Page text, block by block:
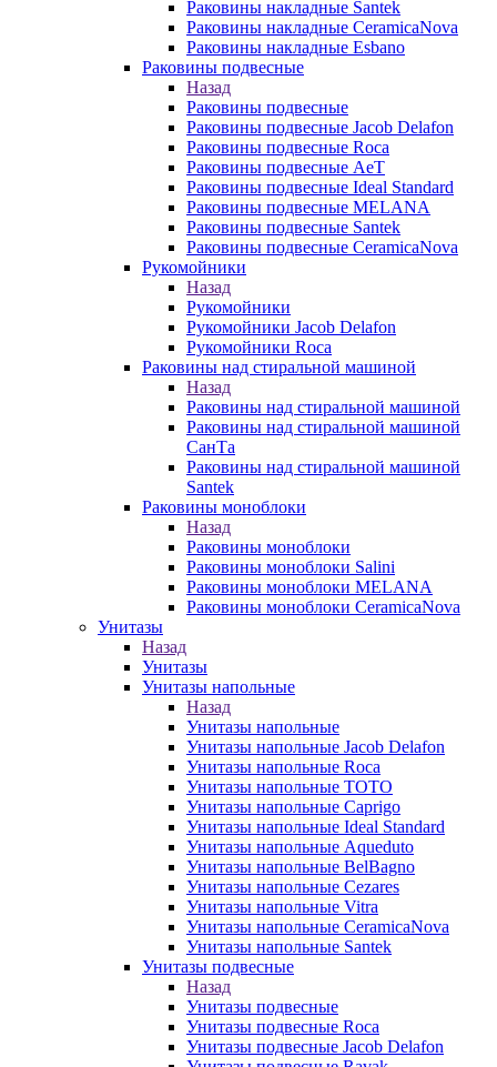
Раковины накладные Santek
Раковины накладные CeramicaNova
Раковины накладные Esbano
Раковины подвесные
Назад
Раковины подвесные
Раковины подвесные Jacob Delafon
Раковины подвесные Roca
Раковины подвесные AeT
Раковины подвесные Ideal Standard
Раковины подвесные MELANA
Раковины подвесные Santek
Раковины подвесные CeramicaNova
Рукомойники
Назад
Рукомойники
Рукомойники Jacob Delafon
Рукомойники Roca
Раковины над стиральной машиной
Назад
Раковины над стиральной машиной
Раковины над стиральной машиной
СанТа
Раковины над стиральной машиной
Santek
Раковины моноблоки
Назад
Раковины моноблоки
Раковины моноблоки Salini
Раковины моноблоки MELANA
Раковины моноблоки CeramicaNova
Унитазы
Назад
Унитазы
Унитазы напольные
Назад
Унитазы напольные
Унитазы напольные Jacob Delafon
Унитазы напольные Roca
Унитазы напольные TOTO
Унитазы напольные Caprigo
Унитазы напольные Ideal Standard
Унитазы напольные Aqueduto
Унитазы напольные BelBagno
Унитазы напольные Cezares
Унитазы напольные Vitra
Унитазы напольные CeramicaNova
Унитазы напольные Santek
Унитазы подвесные
Назад
Унитазы подвесные
Унитазы подвесные Roca
Унитазы подвесные Jacob Delafon